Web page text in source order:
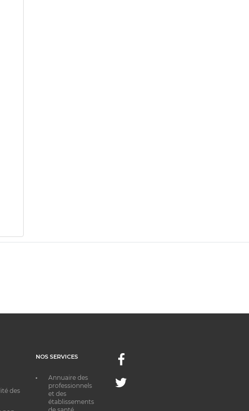
des
NOS SERVICES
Annuaire des
professionnels
et des
établissements
Facebook
Twitter